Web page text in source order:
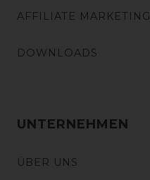
AFFILIATE MARKETING
DOWNLOADS
UNTERNEHMEN
ÜBER UNS